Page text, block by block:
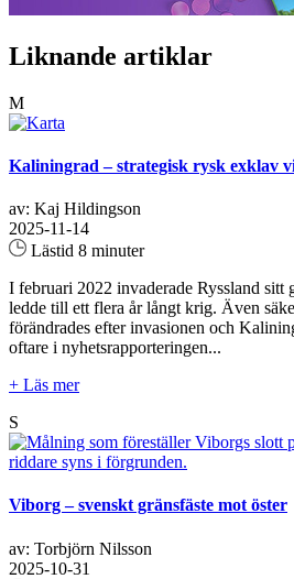
Liknande artiklar
M
Kaliningrad – strategisk rysk exklav
av: Kaj Hildingson
2025-11-14
Lästid 8 minuter
I februari 2022 invaderade Ryssland
ledde till ett flera år långt krig. Även
förändrades efter invasionen och
oftare i nyhetsrapporteringen...
+ Läs mer
S
Viborg – svenskt gränsfäste mot öster
av: Torbjörn Nilsson
2025-10-31